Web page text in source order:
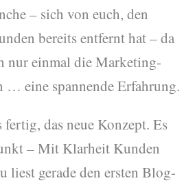
– sich von euch, den
bereits entfernt hat – da
nur einmal die Marketing-
… eine spannende Erfahrung.
das neue Konzept. Es
– Mit Klarheit Kunden
liest gerade den ersten Blog-